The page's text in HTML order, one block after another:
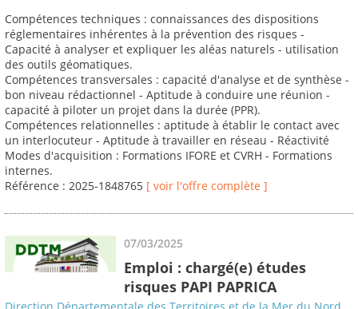
Compétences techniques : connaissances des dispositions
réglementaires inhérentes à la prévention des risques -
Capacité à analyser et expliquer les aléas naturels - utilisation
des outils géomatiques.
Compétences transversales : capacité d'analyse et de synthèse -
bon niveau rédactionnel - Aptitude à conduire une réunion -
capacité à piloter un projet dans la durée (PPR).
Compétences relationnelles : aptitude à établir le contact avec
un interlocuteur - Aptitude à travailler en réseau - Réactivité
Modes d'acquisition : Formations IFORE et CVRH - Formations
internes.
Référence : 2025-1848765 [ voir l'offre complète ]
07/03/2025
Emploi : chargé(e) études
risques PAPI PAPRICA